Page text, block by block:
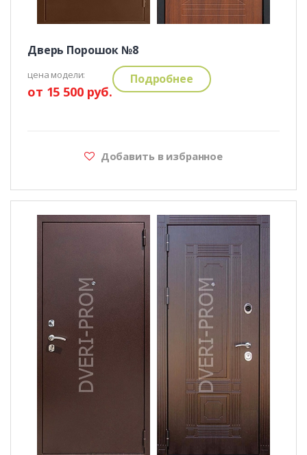
Дверь Порошок №8
цена модели:
от 15 500 руб.
Подробнее
Добавить в избранное